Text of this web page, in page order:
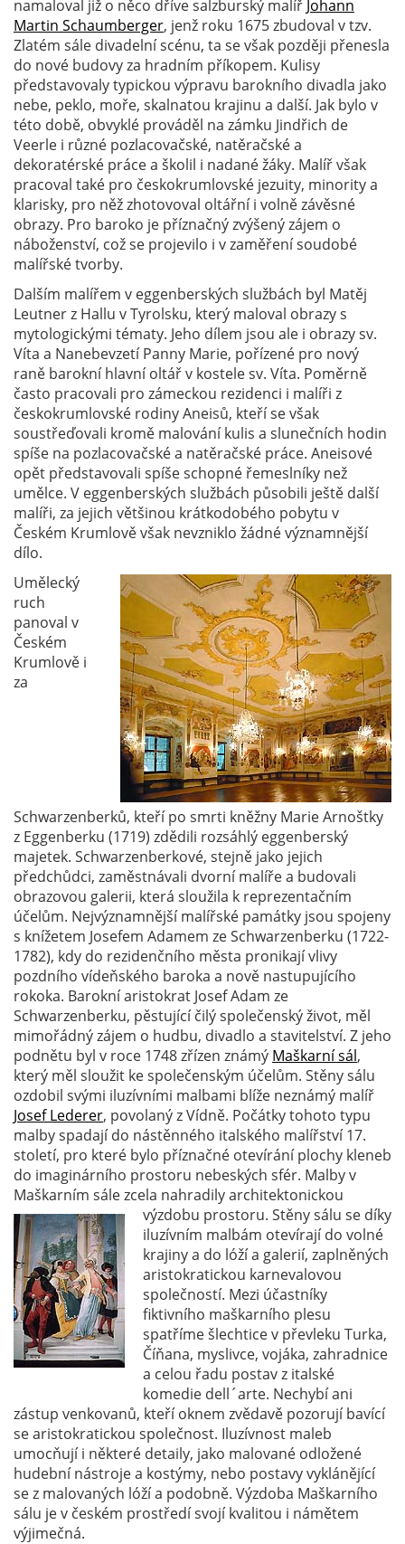
namaloval již o něco dříve salzburský malíř Johann
Martin Schaumberger, jenž roku 1675 zbudoval v tzv.
Zlatém sále divadelní scénu, ta se však později přenesla
do nové budovy za hradním příkopem. Kulisy
představovaly typickou výpravu barokního divadla jako
nebe, peklo, moře, skalnatou krajinu a další. Jak bylo v
této době, obvyklé prováděl na zámku Jindřich de
Veerle i různé pozlacovačské, natěračské a
dekoratérské práce a školil i nadané žáky. Malíř však
pracoval také pro českokrumlovské jezuity, minority a
klarisky, pro něž zhotovoval oltářní i volně závěsné
obrazy. Pro baroko je příznačný zvýšený zájem o
náboženství, což se projevilo i v zaměření soudobé
malířské tvorby.
Dalším malířem v eggenberských službách byl Matěj
Leutner z Hallu v Tyrolsku, který maloval obrazy s
mytologickými tématy. Jeho dílem jsou ale i obrazy sv.
Víta a Nanebevzetí Panny Marie, pořízené pro nový
raně barokní hlavní oltář v kostele sv. Víta. Poměrně
často pracovali pro zámeckou rezidenci i malíři z
českokrumlovské rodiny Aneisů, kteří se však
soustřeďovali kromě malování kulis a slunečních hodin
spíše na pozlacovačské a natěračské práce. Aneisové
opět představovali spíše schopné řemeslníky než
umělce. V eggenberských službách působili ještě další
malíři, za jejich většinou krátkodobého pobytu v
Českém Krumlově však nevzniklo žádné významnější
dílo.
Umělecký
ruch
panoval v
Českém
Krumlově i
za
Schwarzenberků, kteří po smrti kněžny Marie Arnoštky
z Eggenberku (1719) zdědili rozsáhlý eggenberský
majetek. Schwarzenberkové, stejně jako jejich
předchůdci, zaměstnávali dvorní malíře a budovali
obrazovou galerii, která sloužila k reprezentačním
účelům. Nejvýznamnější malířské památky jsou spojeny
s knížetem Josefem Adamem ze Schwarzenberku (1722-
1782), kdy do rezidenčního města pronikají vlivy
pozdního vídeňského baroka a nově nastupujícího
rokoka. Barokní aristokrat Josef Adam ze
Schwarzenberku, pěstující čilý společenský život, měl
mimořádný zájem o hudbu, divadlo a stavitelství. Z jeho
podnětu byl v roce 1748 zřízen známý Maškarní sál,
který měl sloužit ke společenským účelům. Stěny sálu
ozdobil svými iluzívními malbami blíže neznámý malíř
Josef Lederer, povolaný z Vídně. Počátky tohoto typu
malby spadají do nástěnného italského malířství 17.
století, pro které bylo příznačné otevírání plochy kleneb
do imaginárního prostoru nebeských sfér. Malby v
Maškarním sále zcela nahradily architektonickou
výzdobu prostoru. Stěnysálu se díky
iluzívním malbám otevírají do volné
krajiny a do lóží a galerií, zaplněných
aristokratickou karnevalovou
společností. Mezi účastníky
fiktivního maškarního plesu
spatříme šlechtice v převleku Turka,
Číňana, myslivce, vojáka, zahradnice
a celou řadu postav z italské
komedie dell´arte. Nechybí ani
zástup venkovanů, kteří oknem zvědavě pozorují bavící
se aristokratickou společnost. Iluzívnost maleb
umocňují i některé detaily, jako malované odložené
hudební nástroje a kostýmy, nebo postavy vyklánějící
se z malovaných lóží a podobně. Výzdoba Maškarního
sálu je v českém prostředí svojí kvalitou i námětem
výjimečná.